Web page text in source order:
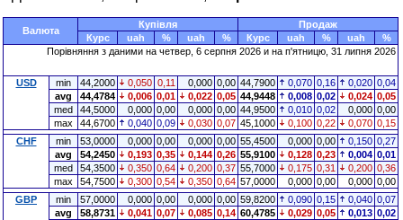
Валюта
Купівля
Продаж
Курс
uah % uah % Курс uah % uah
%
Порівняння з даними на четвер, 6 серпня 2026 и на п'ятницю, 31 липня 2026
USD min 44,2000 0,050 0,11 0,000 0,00 44,7900 0,070 0,16 0,020 0,04
avg
44,4784 0,006 0,01 0,022 0,05 44,9448 0,008 0,02 0,024 0,05
med
44,5000 0,000 0,00 0,000 0,00 44,9500 0,010 0,02 0,000 0,00
max
44,6700 0,040 0,09 0,030 0,07 45,1000 0,100 0,22 0,070 0,15
CHF
min 53,0000 0,000 0,00 0,000 0,00 55,4500 0,000 0,00 0,150 0,27
avg
54,2450 0,193 0,35 0,144 0,26 55,9100 0,128 0,23 0,004 0,01
med
54,3500 0,350 0,64 0,200 0,37 55,7000 0,175 0,31 0,200 0,36
max
54,7500 0,300 0,54 0,350 0,64 57,0000 0,000 0,00 0,000 0,00
GBP
min 57,0000 0,000 0,00 0,000 0,00 59,8200 0,090 0,15 0,040 0,07
avg
58,8731 0,041 0,07 0,085 0,14 60,4785 0,029 0,05 0,013 0,02